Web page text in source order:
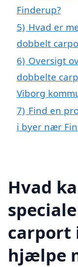
Finderup?
5) Hvad er
dobbelt
6) Oversigt
dobbelte
Viborg
7) Find en
i byer nær
Hvad
carport
hjælpe